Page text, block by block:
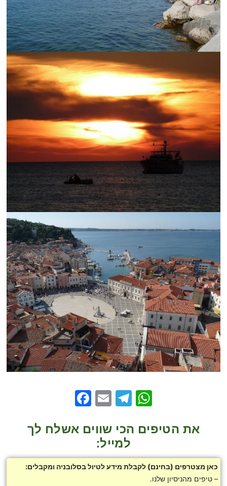
WhatsApp
Telegram
Email
Facebook
את הטיפים הכי שווים אשלח לך
למייל:
מצטרפים (בחינם) לקבלת מידע לטיול בסלובניה ומקבלים:
מהניסיון שלנו.